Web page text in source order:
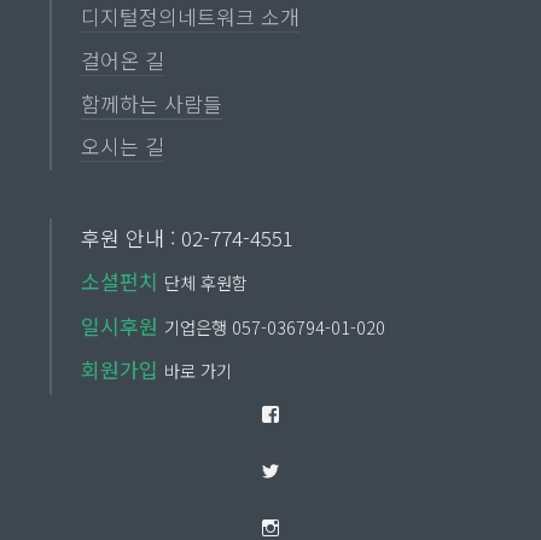
디지털정의네트워크 소개
걸어온 길
함께하는 사람들
오시는 길
후원 안내 : 02-774-4551
소셜펀치 단체 후원함
일시후원 기업은행 057-036794-01-020
회원가입 바로 가기
Facebook
Twitter
Instagram